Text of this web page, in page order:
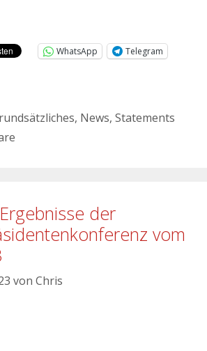
WhatsApp
Telegram
, News, Statements
der
vom
von Chris